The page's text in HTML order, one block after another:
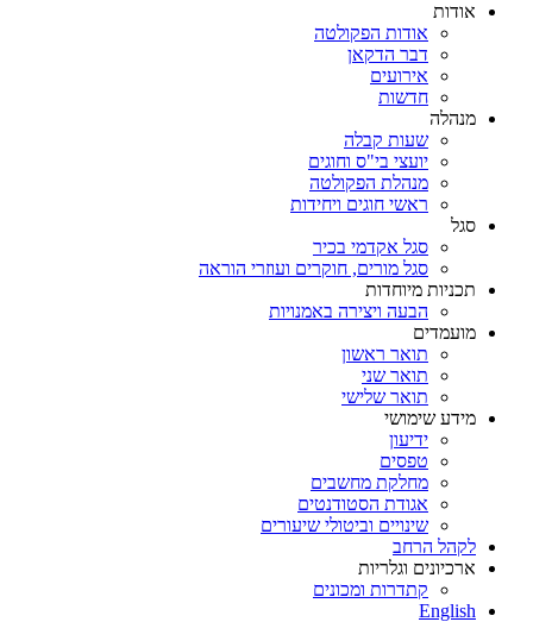
אודות
אודות הפקולטה
דבר הדקאן
אירועים
חדשות
מנהלה
שעות קבלה
יועצי בי"ס וחוגים
מנהלת הפקולטה
ראשי חוגים ויחידות
סגל
סגל אקדמי בכיר
סגל מורים, חוקרים ועוזרי הוראה
תכניות מיוחדות
הבעה ויצירה באמנויות
מועמדים
תואר ראשון
תואר שני
תואר שלישי
מידע שימושי
ידיעון
טפסים
מחלקת מחשבים
אגודת הסטודנטים
שינויים וביטולי שיעורים
לקהל הרחב
ארכיונים וגלריות
קתדרות ומכונים
English